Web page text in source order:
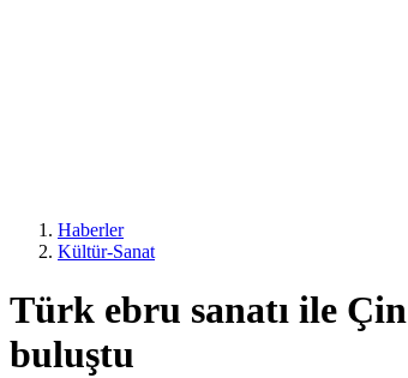
Haberler
Kültür-Sanat
Türk ebru sanatı ile
buluştu